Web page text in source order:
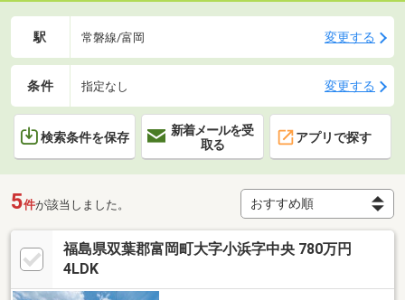
駅 常磐線/富岡 変更する
条件 指定なし 変更する
検索条件を保存
新着メールを受
取る
アプリで探す
5件が該当しました。
福島県双葉郡富岡町大字小浜字中央 780万円
4LDK